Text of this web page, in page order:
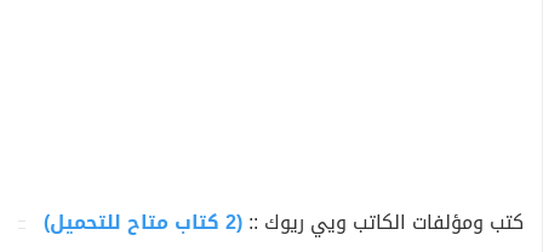
كتب ومؤلفات الكاتب ويي ريوك ::(2 كتاب متاح للتحميل)